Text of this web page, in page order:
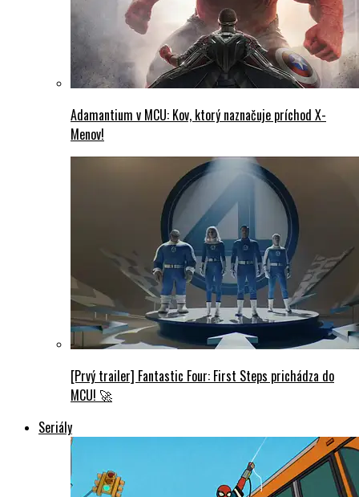
Adamantium v MCU: Kov, ktorý naznačuje príchod X-
Menov!
[Prvý trailer] Fantastic Four: First Steps prichádza do
MCU! 🚀
Seriály